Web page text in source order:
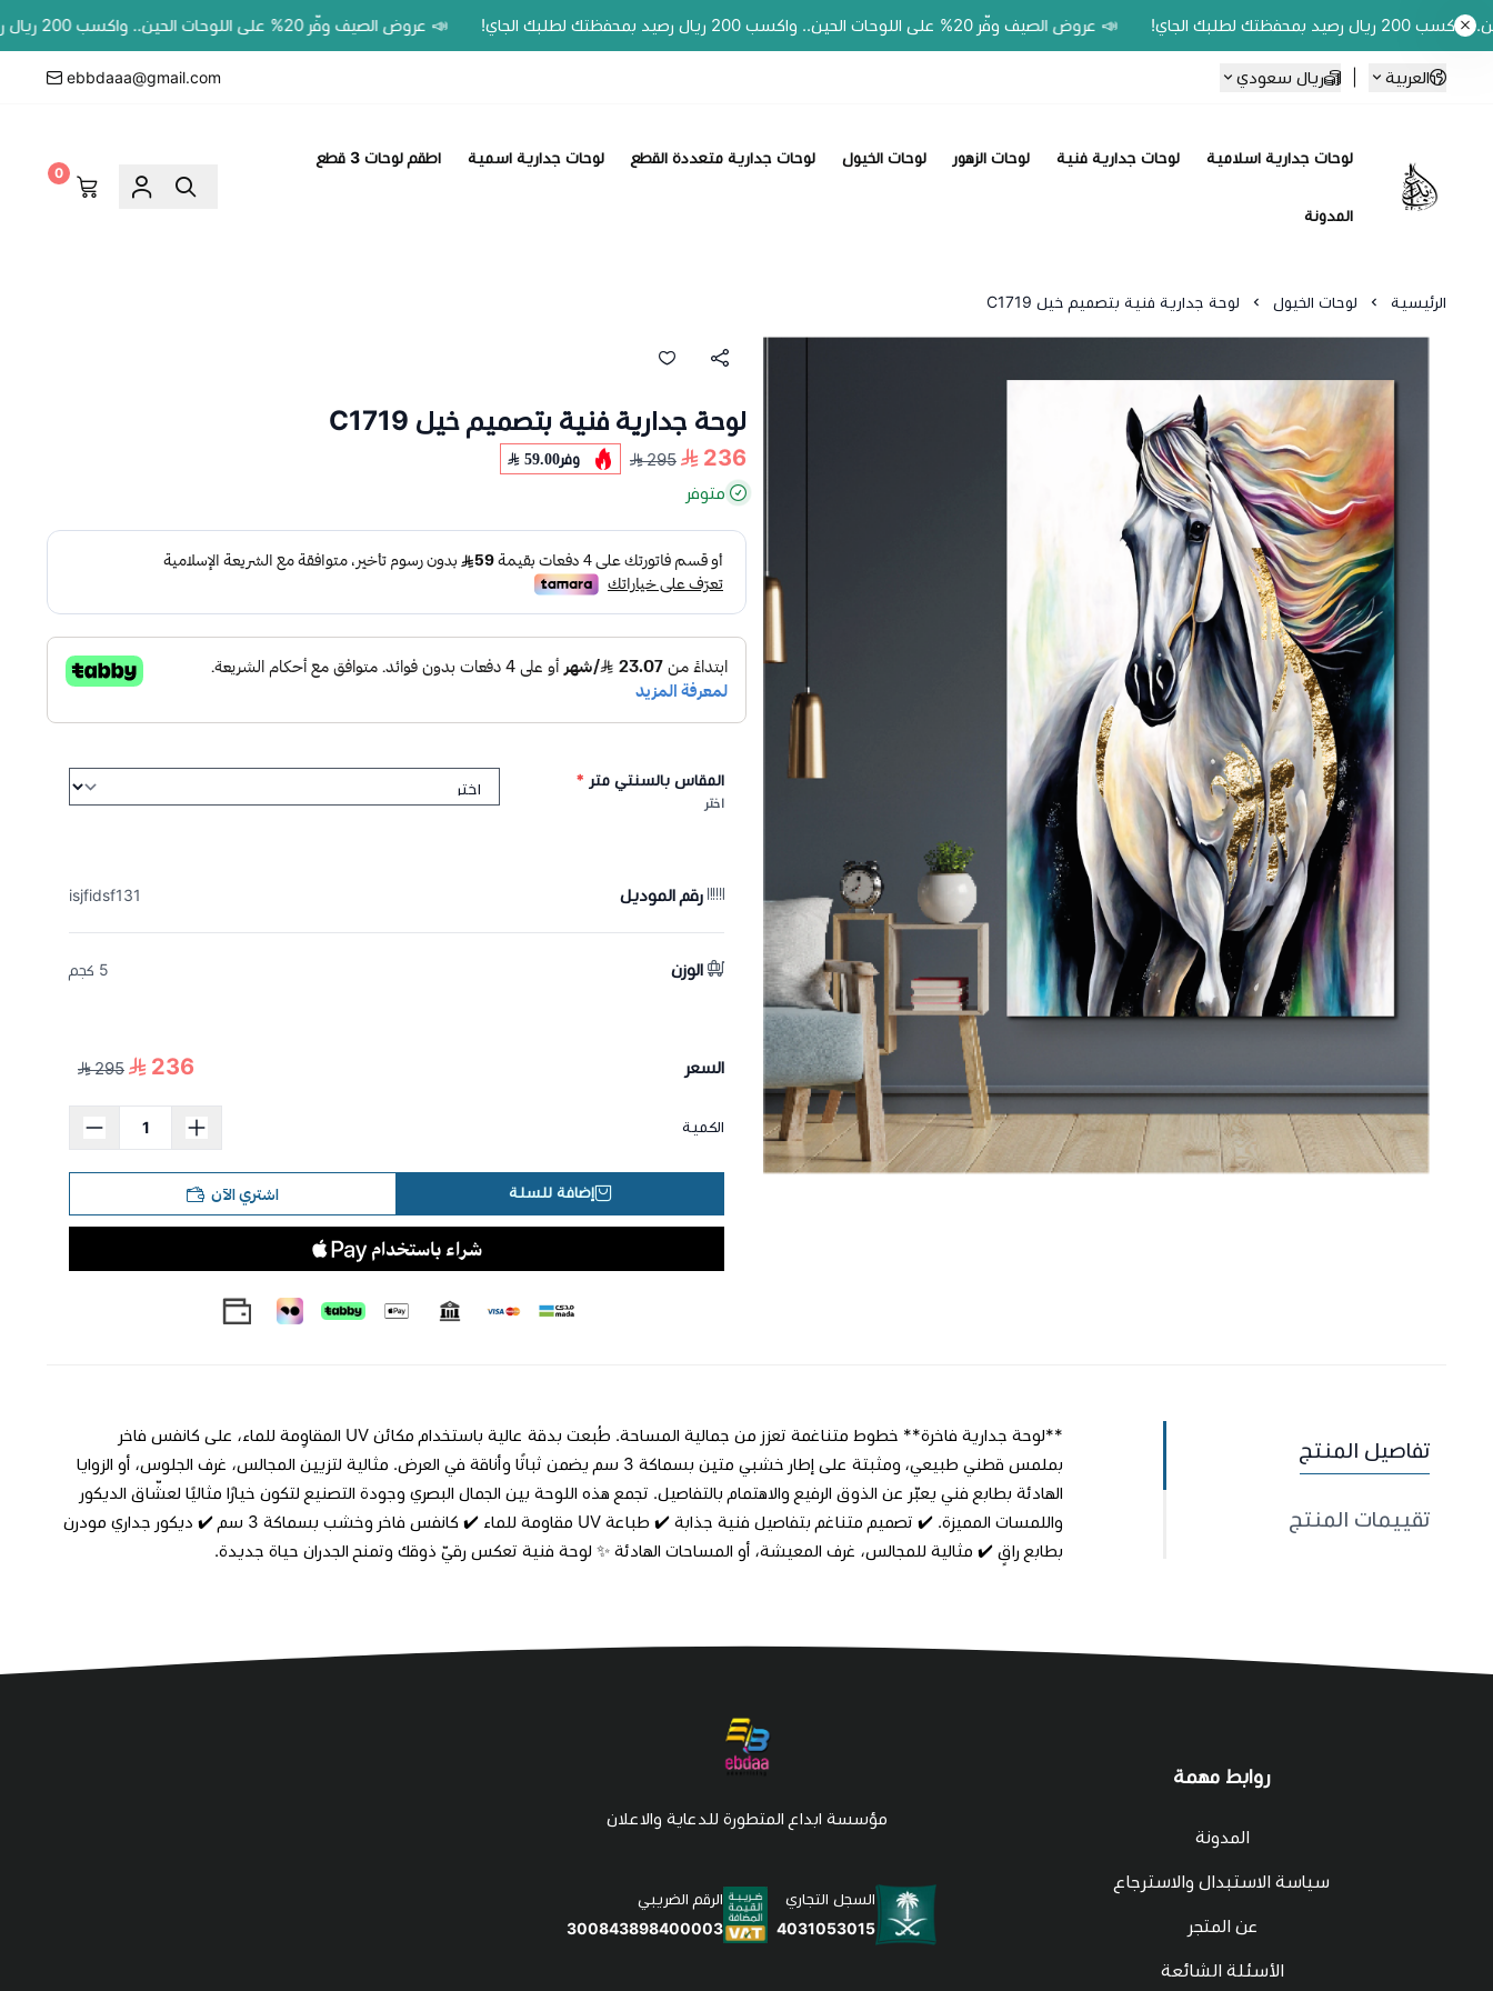
📣 عروض الصيف وفّر 20% على اللوحات الحين.. واكسب 200 ريال رصيد بمحفظتك لطلبك الجاي! 📣 عروض الصيف وفّر 20% على اللوحات الحين.. واكسب 200 ريال رصيد بمحفظتك لطلبك الجاي!
العربية ريال سعودي ebbdaaa@gmail.com
Ebbdaa art
لوحات جدارية اسلامية لوحات جدارية فنية لوحات الزهور لوحات الخيول لوحات جدارية متعددة القطع لوحات جدارية اسمية اطقم لوحات 3 قطع
المدونة
0
الرئيسية لوحات الخيول لوحة جدارية فنية بتصميم خيل C1719
لوحة جدارية فنية بتصميم خيل C1719
236
295 وفر59.00
متوفر
المقاس بالسنتي متر *
اختر
رقم الموديل isjfidsf131
الوزن 5 كجم
السعر 236
295
الكمية
إضافة للسلة اشتري الآن
تفاصيل المنتج
تقييمات المنتج
**لوحة جدارية فاخرة** خطوط متناغمة تعزز من جمالية المساحة. طُبعت بدقة عالية باستخدام مكائن UV المقاوِمة للماء، على كانفس فاخر
بملمس قطني طبيعي، ومثبتة على إطار خشبي متين بسماكة 3 سم يضمن ثباتًا وأناقة في العرض. مثالية لتزيين المجالس، غرف الجلوس، أو الزوايا
الهادئة بطابع فني يعبّر عن الذوق الرفيع والاهتمام بالتفاصيل. تجمع هذه اللوحة بين الجمال البصري وجودة التصنيع لتكون خيارًا مثاليًا لعشّاق الديكور
واللمسات المميزة. ✔️ تصميم متناغم بتفاصيل فنية جذابة ✔️ طباعة UV مقاومة للماء ✔️ كانفس فاخر وخشب بسماكة 3 سم ✔️ ديكور جداري مودرن
بطابع راقٍ ✔️ مثالية للمجالس، غرف المعيشة، أو المساحات الهادئة ✨ لوحة فنية تعكس رقيّ ذوقك وتمنح الجدران حياة جديدة.
روابط مهمة
المدونة
سياسة الاستبدال والاسترجاع
عن المتجر
الأسئلة الشائعة
مؤسسة ابداع المتطورة للدعاية والاعلان
السجل التجاري
4031053015
الرقم الضريبي
300843898400003